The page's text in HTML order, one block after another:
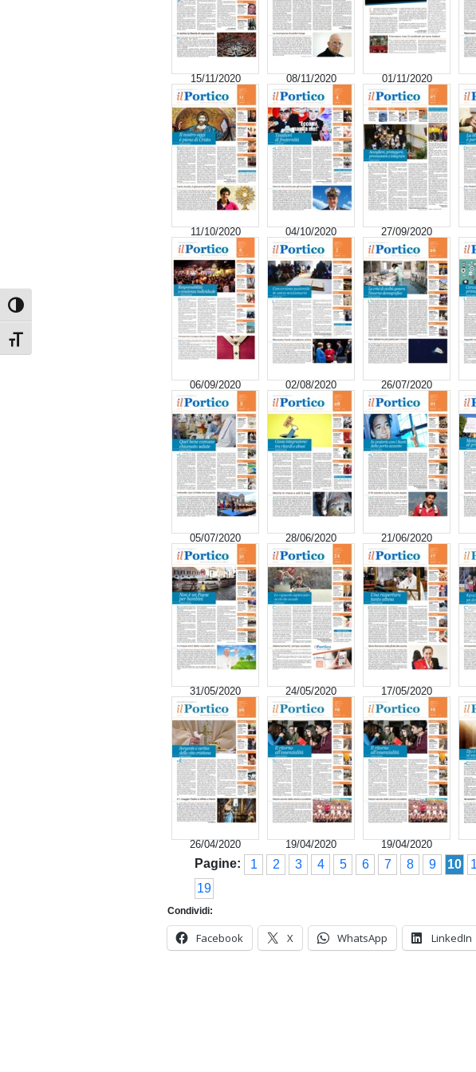
Attiva/disattiva alto contrasto
Attiva/disattiva dimensione testo
15/11/2020 08/11/2020 01/11/2020
11/10/2020 04/10/2020 27/09/2020
06/09/2020 02/08/2020 26/07/2020
05/07/2020 28/06/2020 21/06/2020
31/05/2020 24/05/2020 17/05/2020
26/04/2020 19/04/2020 19/04/2020
Pagine: 1 2 3 4 5 6 7 8 9 10
19
Condividi:
Facebook X WhatsApp LinkedIn